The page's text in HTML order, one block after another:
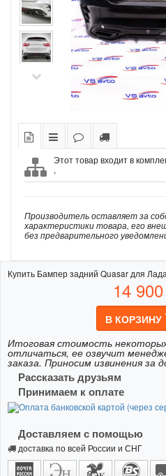
Этот товар входит в
,
Производитель оставляет за
характеристики товара, его
без предварительного
Купить Бампер задний Quasar для
14 900
В КОРЗИНУ
Итоговая стоимость
отличаться, ее озвучит
заказа. Приносим извинения за
Рассказать друзьям
Принимаем к оплате
Доставляем с помощью
доставка по всей России и СНГ